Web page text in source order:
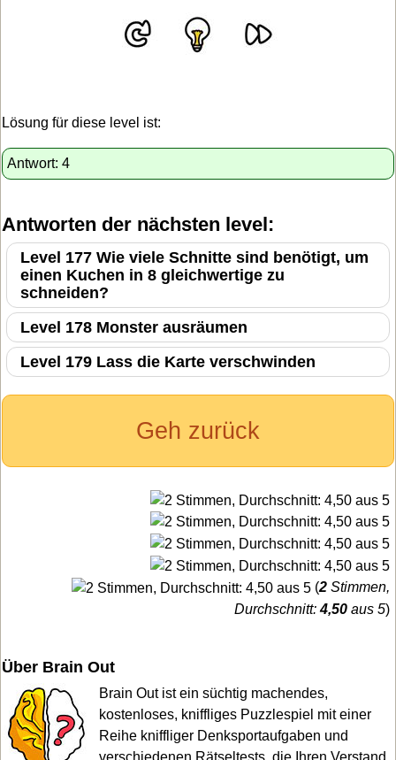
Lösung für diese level ist:
Antwort: 4
Antworten der nächsten level:
Level 177 Wie viele Schnitte sind benötigt, um
einen Kuchen in 8 gleichwertige zu
schneiden?
Level 178 Monster ausräumen
Level 179 Lass die Karte verschwinden
Geh zurück
(2 Stimmen,
Durchschnitt:4,50 aus 5)
Über Brain Out
Brain Out ist ein süchtig machendes,
kostenloses, kniffliges Puzzlespiel mit einer
Reihe kniffliger Denksportaufgaben und
verschiedenen Rätseltests, die Ihren Verstand